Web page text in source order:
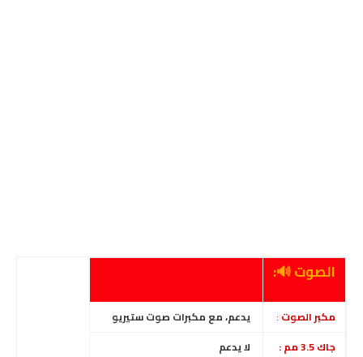
الصوت 🔊:
مكبر الصوت :
يدعم، مع مكبرات صوت ستيريو
جاك 3.5 مم :
لا يدعم